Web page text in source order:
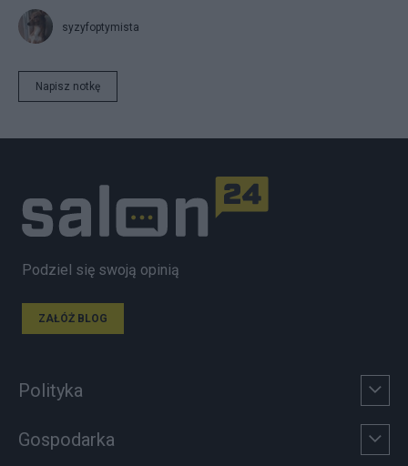
syzyfoptymista
Napisz notkę
Podziel się swoją opinią
ZAŁÓŻ BLOG
Polityka
Gospodarka